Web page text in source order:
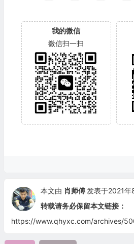
我的微信
微信扫一扫
本文由 肖师傅 发表于2021
转载请务必保留本文链接：
https://www.qhyxc.com/archives/